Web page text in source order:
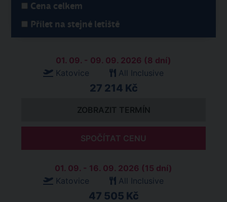
Cena celkem
Přílet na stejné letiště
01. 09. - 09. 09. 2026 (8 dní)
Katovice
All Inclusive
27 214 Kč
ZOBRAZIT TERMÍN
SPOČÍTAT CENU
01. 09. - 16. 09. 2026 (15 dní)
Katovice
All Inclusive
47 505 Kč